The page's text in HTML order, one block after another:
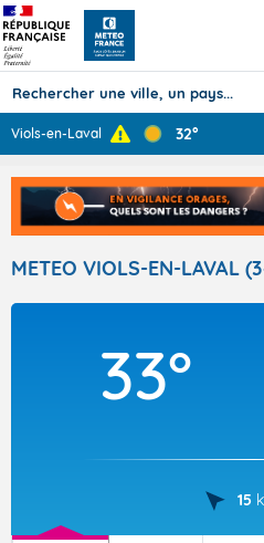
TOUS LES
Viols-en-Laval 32°
METEO VIOLS-EN-LAVAL
33°
15